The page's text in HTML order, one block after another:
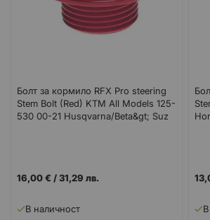
Болт за кормило RFX Pro steering
Stem Bolt (Red) KTM All Models 125-
530 00-21 Husqvarna/Beta&gt; Suz
16,00 € /31,29 лв.
В наличност